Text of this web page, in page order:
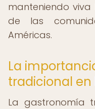
manteniendo
de las
Américas.
La
tradicional
La gastronomía